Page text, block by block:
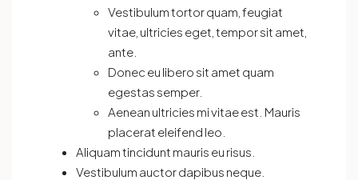
Vestibulum tortor quam, feugiat
vitae, ultricies eget, tempor sit amet,
ante.
Donec eu libero sit amet quam
egestas semper.
Aenean ultricies mi vitae est. Mauris
placerat eleifend leo.
Aliquam tincidunt mauris eu risus.
Vestibulum auctor dapibus neque.